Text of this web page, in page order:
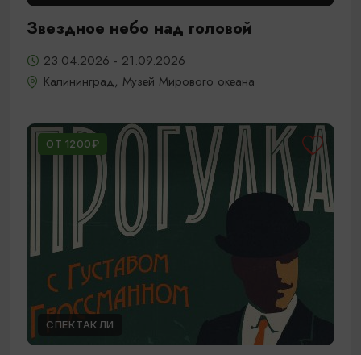
Звездное небо над головой
23.04.2026 - 21.09.2026
Калининград, Музей Мирового океана
ОТ 1200₽
СПЕКТАКЛИ